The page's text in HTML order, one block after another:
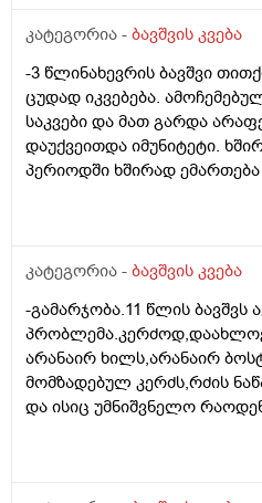
და არც სხვა რამ.მერე მე
ემთხვევა.
კატეგორია - ბავშვის კვება
-3 წლინახევრის ბავშვი
ცუდად იკვებება.
საკვები და მათ გარდა
დაუქვეითდა იმუნიტეტი.
პერიოდში ხშირად ემართება
დასუსტებულია. გავუკეთე
საქმე?
კატეგორია - ბავშვის კვება
-გამარჯობა.11 წლის ბავშვს
არანაირ ხილს,არანაირ
მომზადებულ კერძს,რძის
და ისიც უმნიშვნელო